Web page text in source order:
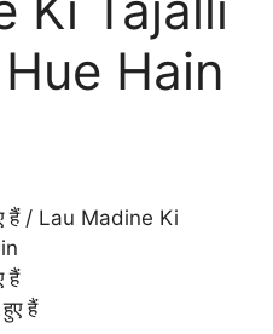
Hain
हैं / Lau Madine Ki
हैं
हैं